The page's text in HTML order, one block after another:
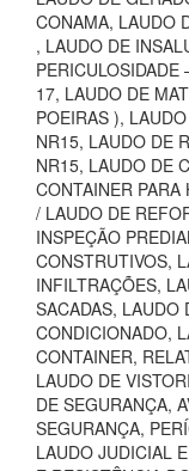
CONAMA, LAUDO
, LAUDO DE
17, LAUDO DE
POEIRAS ),
NR15, LAUDO DE
NR15, LAUDO DE
CONTAINER
/ LAUDO DE
INSPEÇÃO
CONSTRUTIVOS,
INFILTRAÇÕES,
SACADAS, LAUDO
CONDICIONADO,
CONTAINER,
LAUDO DE
DE SEGURANÇA,
SEGURANÇA,
LAUDO JUDICIAL